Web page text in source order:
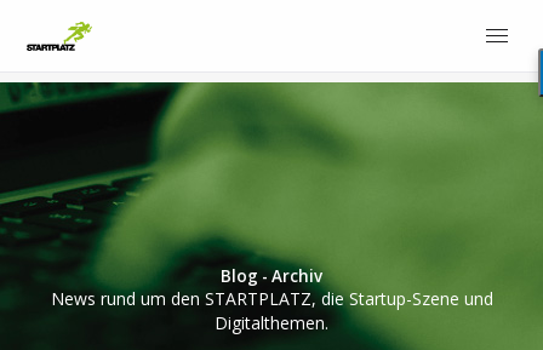
Blog - Archiv
News rund um den STARTPLATZ, die Startup-Szene und
Digitalthemen.